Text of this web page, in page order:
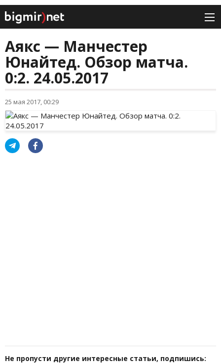
Аякс — Манчестер
Юнайтед. Обзор матча.
0:2. 24.05.2017
25 мая 2017, 00:29
Не пропусти другие интересные статьи, подпишись: